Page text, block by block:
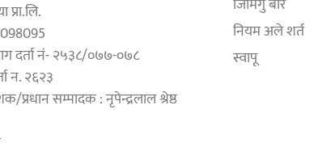
दर्ता नं- २५३८/०७७-०७८
न. २६२३
प्रधान सम्पादक : नृपेन्द्रलाल श्रेष्ठ
जिमिगु बारे
नियम अले शर्त
स्वापू